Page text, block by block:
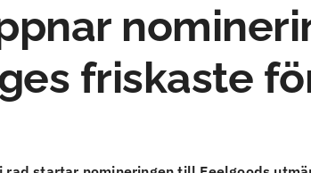
friskaste